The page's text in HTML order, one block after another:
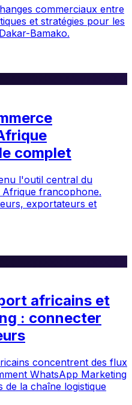
commerciaux entre
et stratégies pour les
Bamako.
complet
l'outil central du
francophone.
exportateurs et
africains et
: connecter
concentrent des flux
WhatsApp Marketing
de la chaîne logistique